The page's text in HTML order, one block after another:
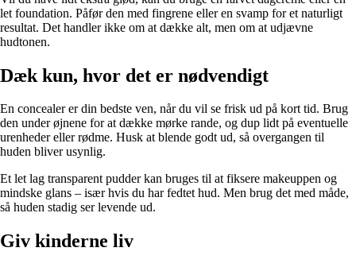
let foundation. Påfør den med fingrene eller en svamp for et naturligt
resultat. Det handler ikke om at dække alt, men om at udjævne
hudtonen.
Dæk kun, hvor det er nødvendigt
En concealer er din bedste ven, når du vil se frisk ud på kort tid. Brug
den under øjnene for at dække mørke rande, og dup lidt på eventuelle
urenheder eller rødme. Husk at blende godt ud, så overgangen til
huden bliver usynlig.
Et let lag transparent pudder kan bruges til at fiksere makeuppen og
mindske glans – især hvis du har fedtet hud. Men brug det med måde,
så huden stadig ser levende ud.
Giv kinderne liv